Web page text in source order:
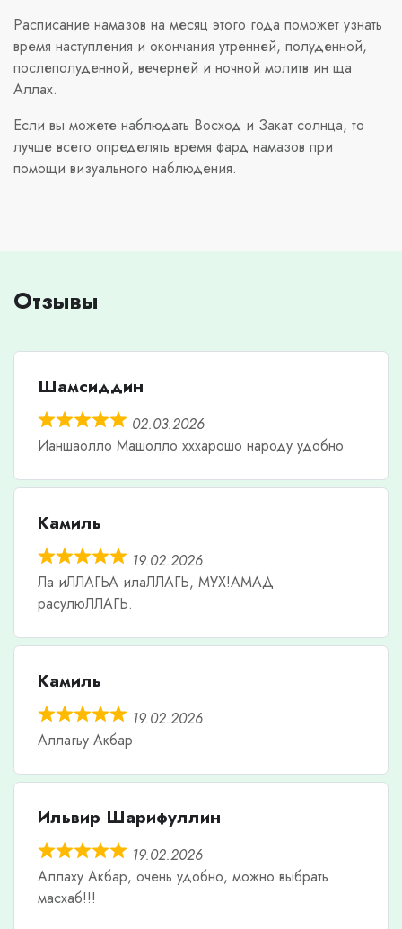
Расписание намазов на месяц этого года поможет узнать
время наступления и окончания утренней, полуденной,
послеполуденной, вечерней и ночной молитв ин ща
Аллах.
Если вы можете наблюдать Восход и Закат солнца, то
лучше всего определять время фард намазов при
помощи визуального наблюдения.
Отзывы
Шамсиддин
02.03.2026
Ианшаолло Машолло хххарошо народу удобно
Камиль
19.02.2026
Ла иЛЛАГЬА илаЛЛАГЬ, МУХ!АМАД
расулюЛЛАГЬ.
Камиль
19.02.2026
Аллагьу Акбар
Ильвир Шарифуллин
19.02.2026
Аллаху Акбар, очень удобно, можно выбрать
масхаб!!!